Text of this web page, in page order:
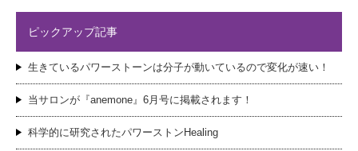
ピックアップ記事
生きているパワーストーンは分子が動いているので変化が速い！
当サロンが『anemone』6月号に掲載されます！
科学的に研究されたパワーストンHealing